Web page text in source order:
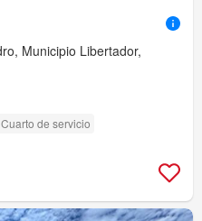
Municipio Libertador,
Cuarto de servicio